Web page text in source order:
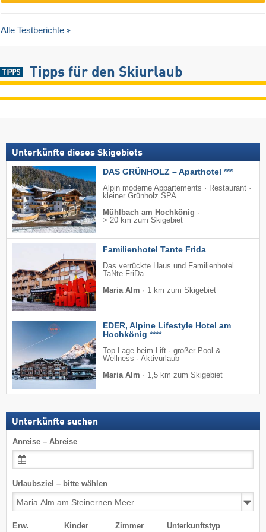
Alle Testberichte
Tipps für den Skiurlaub
Unterkünfte dieses Skigebiets
DAS GRÜNHOLZ – Aparthotel ***
Alpin moderne Appartements · Restaurant ·
kleiner Grünholz SPA
Mühlbach am Hochkönig ·
> 20 km zum Skigebiet
Familienhotel Tante Frida
Das verrückte Haus und Familienhotel
TaNte FriDa
Maria Alm · 1 km zum Skigebiet
EDER, Alpine Lifestyle Hotel am
Hochkönig ****
Top Lage beim Lift · großer Pool &
Wellness · Aktivurlaub
Maria Alm · 1,5 km zum Skigebiet
Unterkünfte suchen
Anreise – Abreise
Urlaubsziel – bitte wählen
Erw. Kinder Zimmer Unterkunftstyp